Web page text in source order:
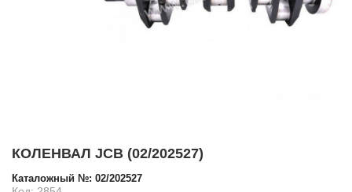
КОЛЕНВАЛ JCB (02/202527)
Каталожный №: 02/202527